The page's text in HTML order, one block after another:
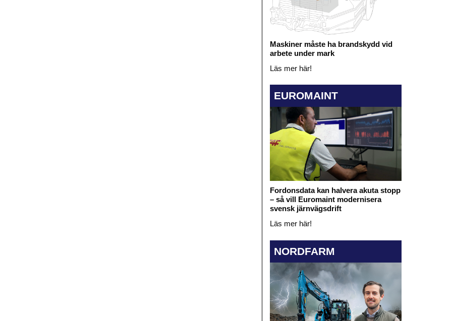
Maskiner måste ha brandskydd vid
arbete under mark
Läs mer här!
EUROMAINT
Fordonsdata kan halvera akuta stopp
– så vill Euromaint modernisera
svensk järnvägsdrift
Läs mer här!
NORDFARM